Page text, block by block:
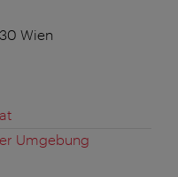
Wien
Umgebung